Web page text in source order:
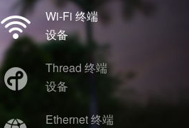
Wi-Fi 终端
设备
Thread 终端
设备
Ethernet 终端